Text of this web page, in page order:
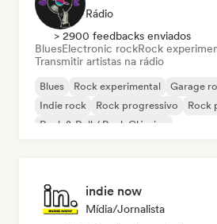
Rádio
> 2900 feedbacks enviados
BluesElectronic rockRock
Transmitir artistas na rádio
Blues Rock experimental Garage
Indie rock
Rock progressivo
Rock
Rock & Roll / Rock Clássico
indie now
Mídia/Jornalista